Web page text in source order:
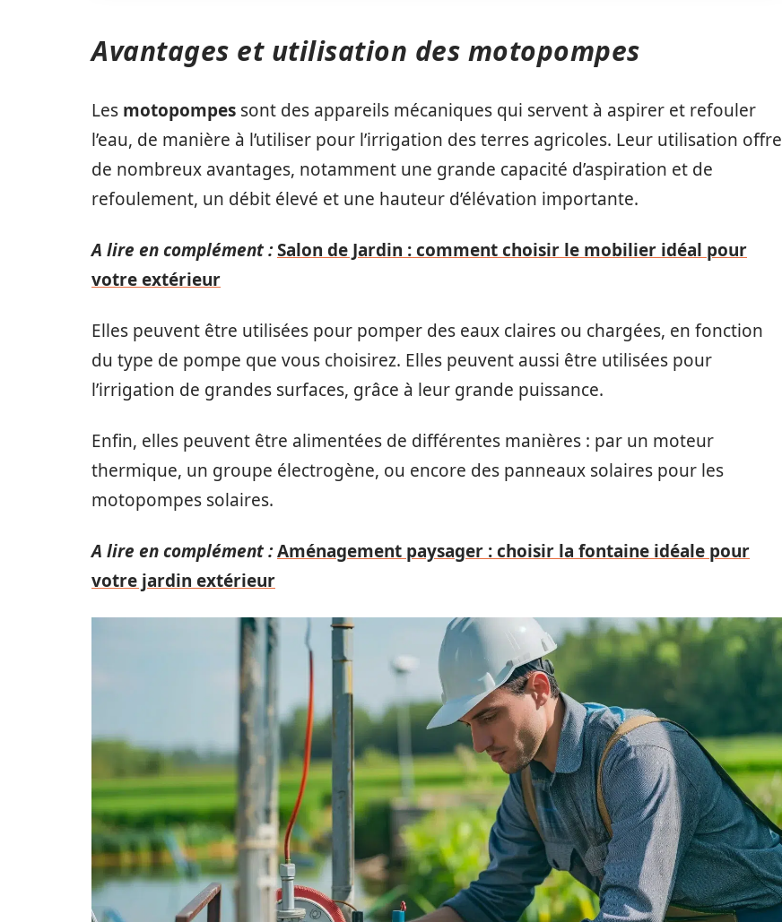
Avantages et utilisation des motopompes
Les motopompes sont des appareils mécaniques qui servent à aspirer et refouler
l’eau, de manière à l’utiliser pour l’irrigation des terres agricoles. Leur utilisation offre
de nombreux avantages, notamment une grande capacité d’aspiration et de
refoulement, un débit élevé et une hauteur d’élévation importante.
A lire en complément :Salon de Jardin : comment choisir le mobilier idéal pour
votre extérieur
Elles peuvent être utilisées pour pomper des eaux claires ou chargées, en fonction
du type de pompe que vous choisirez. Elles peuvent aussi être utilisées pour
l’irrigation de grandes surfaces, grâce à leur grande puissance.
Enfin, elles peuvent être alimentées de différentes manières : par un moteur
thermique, un groupe électrogène, ou encore des panneaux solaires pour les
motopompes solaires.
A lire en complément :Aménagement paysager : choisir la fontaine idéale pour
votre jardin extérieur